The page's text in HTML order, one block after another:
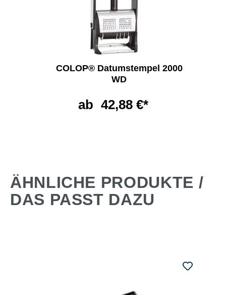
COLOP® Datumstempel 2000
WD
ab 42,88 €*
ÄHNLICHE PRODUKTE /
DAS PASST DAZU